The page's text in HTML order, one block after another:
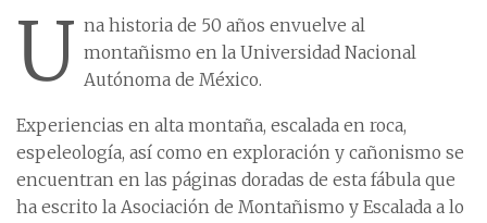
U na historia de 50 años envuelve al
montañismo en la Universidad Nacional
Autónoma de México.
Experiencias en alta montaña, escalada en roca,
espeleología, así como en exploración y cañonismo se
encuentran en las páginas doradas de esta fábula que
ha escrito la Asociación de Montañismo y Escalada a lo